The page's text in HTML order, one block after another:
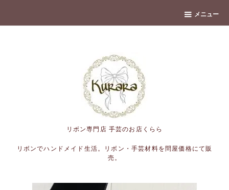
メニュー
リボン専門店 手芸のお店くらら
リボンでハンドメイド生活。リボン・手芸材料を問屋価格にて販
売。